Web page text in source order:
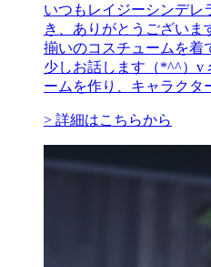
いつもレイジーシンデレ
き、ありがとうございま
揃いのコスチュームを着
少しお話します（*^^）v
ームを作り、キャラクタ
> 詳細はこちらから